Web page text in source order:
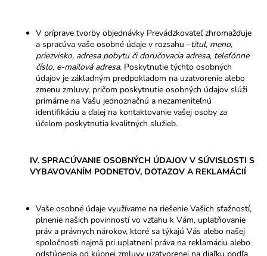
V príprave tvorby objednávky Prevádzkovateľ zhromažďuje
a spracúva vaše osobné údaje v rozsahu –titul, meno,
priezvisko, adresa pobytu či doručovacia adresa, telefónne
číslo, e-mailová adresa. Poskytnutie týchto osobných
údajov je základným predpokladom na uzatvorenie alebo
zmenu zmluvy, pričom poskytnutie osobných údajov slúži
primárne na Vašu jednoznačnú a nezameniteľnú
identifikáciu a ďalej na kontaktovanie vašej osoby za
účelom poskytnutia kvalitných služieb.
IV. SPRACÚVANIE OSOBNÝCH ÚDAJOV V SÚVISLOSTI S
VYBAVOVANÍM PODNETOV, DOTAZOV A REKLAMÁCIÍ
Vaše osobné údaje využívame na riešenie Vašich sťažností,
plnenie našich povinností vo vzťahu k Vám, uplatňovanie
práv a právnych nárokov, ktoré sa týkajú Vás alebo našej
spoločnosti najmä pri uplatnení práva na reklamáciu alebo
odstúpenia od kúpnej zmluvy uzatvorenej na diaľku podľa